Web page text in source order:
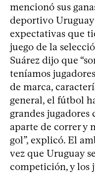
mencionó sus
deportivo Uruguay
expectativas que
juego de la
Suárez dijo que
teníamos
de marca,
general, el fútbol
grandes jugadores
aparte de correr y
gol”, explicó. El
vez que Uruguay
competición, y los